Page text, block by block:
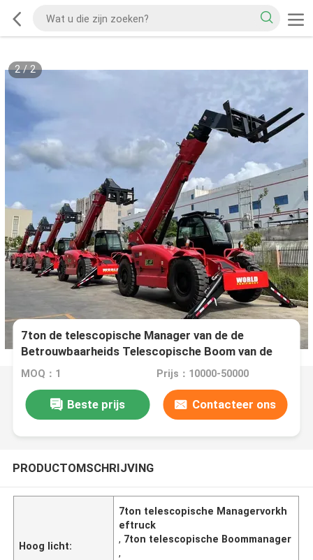
2/2
7ton de telescopische Manager van de de
Betrouwbaarheids Telescopische Boom van de
Managervorkheftruck
MOQ：1 Prijs：10000-50000
Beste prijs Contacteer ons
PRODUCTOMSCHRIJVING
Hoog licht:
7ton telescopische Managervorkh
eftruck
, 7ton telescopische Boommanager
,